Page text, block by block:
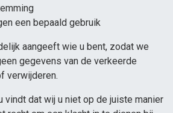
een bepaald gebruik
aangeeft wie u bent, zodat we
gegevens van de verkeerde
verwijderen.
vindt dat wij u niet op de juiste manier